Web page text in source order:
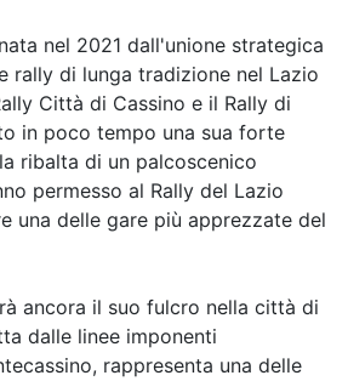
nel 2021 dall'unione strategica
rally di lunga tradizione nel Lazio
Città di Cassino e il Rally di
in poco tempo una sua forte
ribalta di un palcoscenico
permesso al Rally del Lazio
una delle gare più apprezzate del
ancora il suo fulcro nella città di
dalle linee imponenti
rappresenta una delle